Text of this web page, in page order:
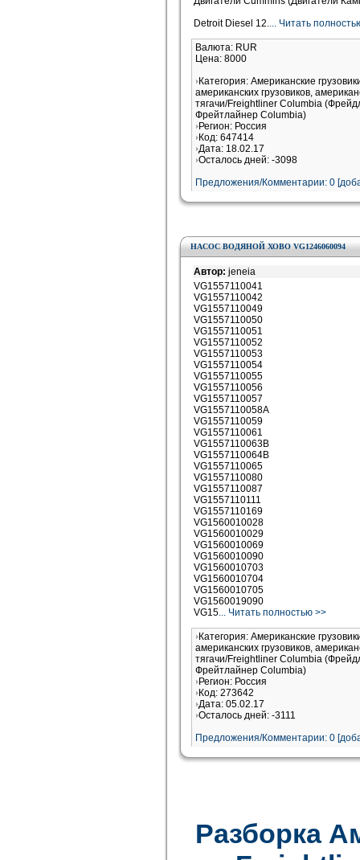
Detroit Diesel 12.... Читать
Валюта: RUR
Цена: 8000
Категория: Американские
американских грузовиков,
тягачи/Freightliner Columbia
Фрейтлайнер Columbia)
Регион: Россия
Код: 647414
Дата: 18.02.17
Осталось дней: -3098
Предложения/Комментарии: 0
НАСОС ВОДЯНОЙ ХОВО VG1246060094
Автор: jeneia
VG1557110041
VG1557110042
VG1557110049
VG1557110050
VG1557110051
VG1557110052
VG1557110053
VG1557110054
VG1557110055
VG1557110056
VG1557110057
VG1557110058A
VG1557110059
VG1557110061
VG1557110063B
VG1557110064B
VG1557110065
VG1557110080
VG1557110087
VG1557110111
VG1557110169
VG1560010028
VG1560010029
VG1560010069
VG1560010090
VG1560010703
VG1560010704
VG1560010705
VG1560019090
VG15... Читать полностью >>
Категория: Американские
американских грузовиков,
тягачи/Freightliner Columbia
Фрейтлайнер Columbia)
Регион: Россия
Код: 273642
Дата: 05.02.17
Осталось дней: -3111
Предложения/Комментарии: 0
Разборка